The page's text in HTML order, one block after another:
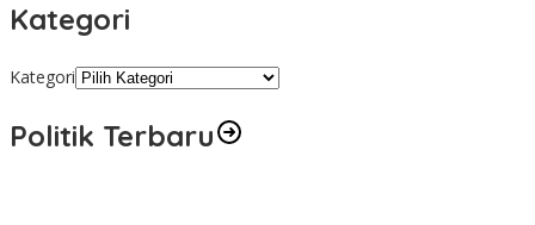
Kategori
Kategori
Politik Terbaru